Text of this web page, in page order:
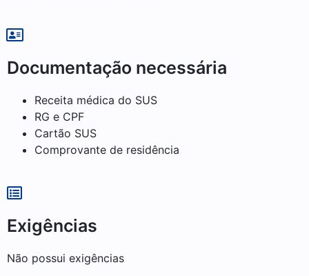
Documentação necessária
Receita médica do SUS
RG e CPF
Cartão SUS
Comprovante de residência
Exigências
Não possui exigências